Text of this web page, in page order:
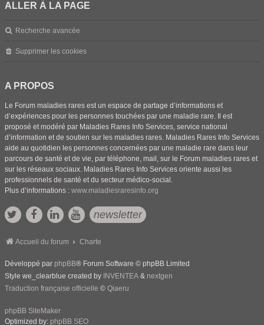
ALLER À LA PAGE
Recherche avancée
Supprimer les cookies
A PROPOS
Le Forum maladies rares est un espace de partage d’informations et
d’expériences pour les personnes touchées par une maladie rare. Il est
proposé et modéré par Maladies Rares Info Services, service national
d’information et de soutien sur les maladies rares. Maladies Rares Info Services
aide au quotidien les personnes concernées par une maladie rare dans leur
parcours de santé et de vie, par téléphone, mail, sur le Forum maladies rares et
sur les réseaux sociaux. Maladies Rares Info Services oriente aussi les
professionnels de santé et du secteur médico-social.
Plus d’informations : www.maladiesraresinfo.org
newsletter
Accueil du forum Charte
Développé par phpBB® Forum Software © phpBB Limited
Style we_clearblue created by INVENTEA & nextgen
Traduction française officielle © Qiaeru
phpBB SiteMaker
Optimized by: phpBB SEO